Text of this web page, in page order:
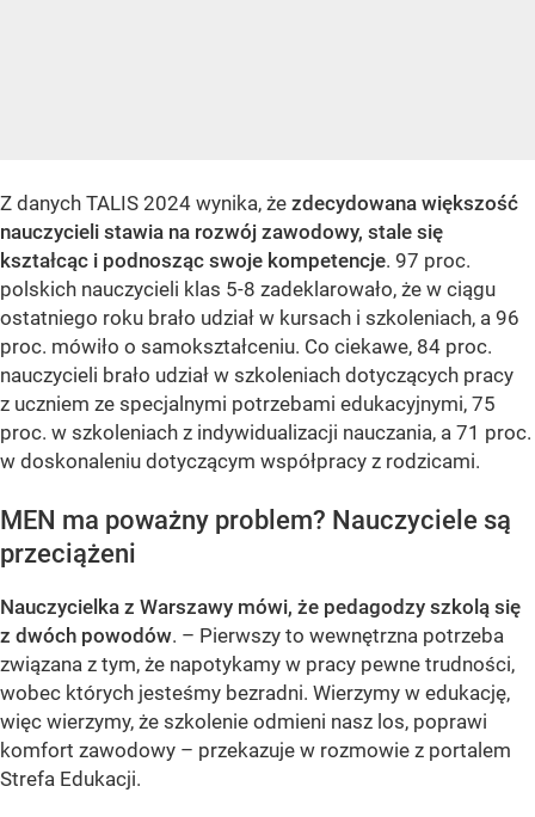
Z danych TALIS 2024 wynika, że zdecydowana większość
nauczycieli stawia na rozwój zawodowy, stale się
kształcąc i podnosząc swoje kompetencje. 97 proc.
polskich nauczycieli klas 5-8 zadeklarowało, że w ciągu
ostatniego roku brało udział w kursach i szkoleniach, a 96
proc. mówiło o samokształceniu. Co ciekawe, 84 proc.
nauczycieli brało udział w szkoleniach dotyczących pracy
z uczniem ze specjalnymi potrzebami edukacyjnymi, 75
proc. w szkoleniach z indywidualizacji nauczania, a 71 proc.
w doskonaleniu dotyczącym współpracy z rodzicami.
MEN ma poważny problem? Nauczyciele są
przeciążeni
Nauczycielka z Warszawy mówi, że pedagodzy szkolą się
z dwóch powodów. – Pierwszy to wewnętrzna potrzeba
związana z tym, że napotykamy w pracy pewne trudności,
wobec których jesteśmy bezradni. Wierzymy w edukację,
więc wierzymy, że szkolenie odmieni nasz los, poprawi
komfort zawodowy – przekazuje w rozmowie z portalem
Strefa Edukacji.